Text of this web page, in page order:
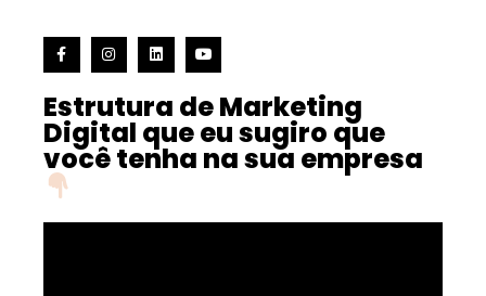
Estrutura de Marketing
Digital que eu sugiro que
você tenha na sua empresa